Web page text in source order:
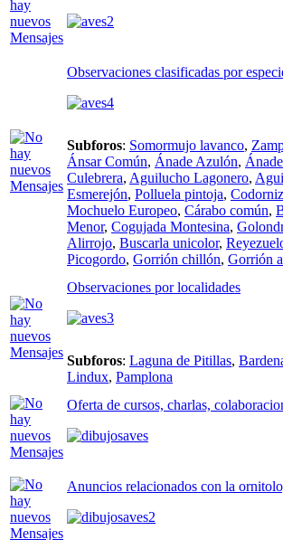
Observaciones clasificadas por
Subforos: Somormujo lavanco,
Ánsar Común, Ánade Azulón,
Culebrera, Aguilucho Lagonero,
Esmerejón, Polluela pintoja, Codorniz
Mochuelo Europeo, Cárabo común,
Menor, Cogujada Montesina,
Alirrojo, Buscarla unicolor,
Picogordo, Gorrión chillón, Gorrión
Observaciones por localidades
Subforos: Laguna de Pitillas,
Lindux, Pamplona
Oferta de cursos, charlas,
Anuncios relacionados con la